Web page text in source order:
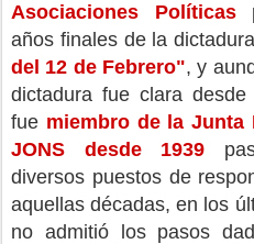
Asociaciones Políticas
años finales de la
del 12 de Febrero", y
dictadura fue clara
fue miembro de la Junta
JONS desde 1939
diversos puestos de
aquellas décadas, en los
no admitió los pasos